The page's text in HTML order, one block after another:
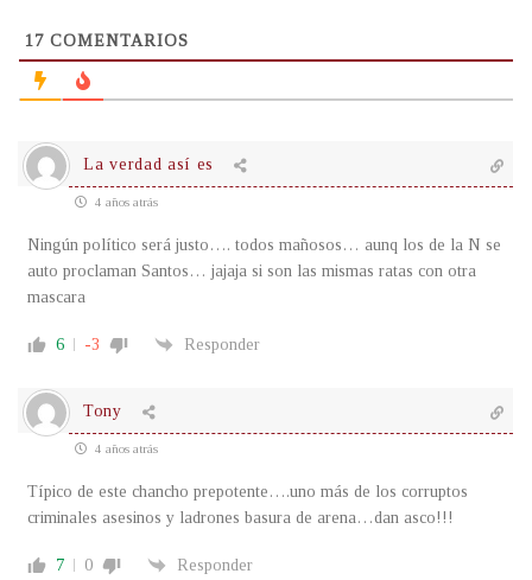
17 COMENTARIOS
La verdad así es
4 años atrás
Ningún político será justo…. todos mañosos… aunq los de la N se
auto proclaman Santos… jajaja si son las mismas ratas con otra
mascara
6 -3 Responder
Tony
4 años atrás
Típico de este chancho prepotente….uno más de los corruptos
criminales asesinos y ladrones basura de arena…dan asco!!!
7 0 Responder